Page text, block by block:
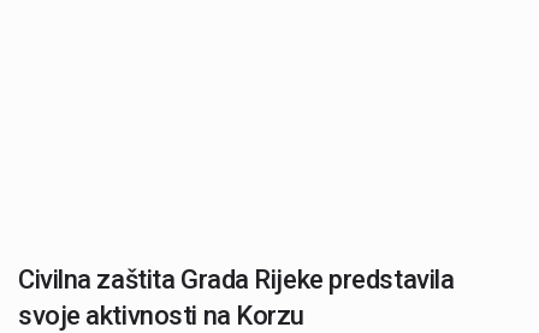
Civilna zaštita Grada Rijeke predstavila
svoje aktivnosti na Korzu